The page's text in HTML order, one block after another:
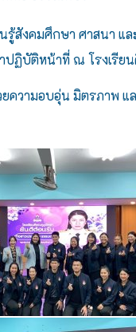
รู้สังคมศึกษา ศาสนา แ
าปฏิบัติหน้าที่ ณ โรงเรีย
ความอบอุ่น มิตรภาพ แ